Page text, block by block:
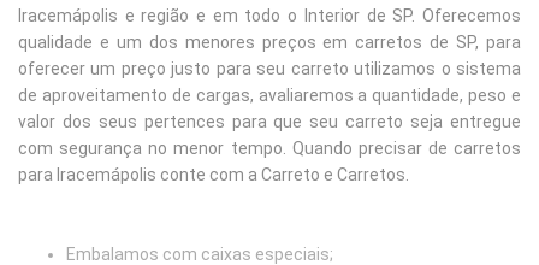
Iracemápolis e região e em todo o Interior de SP. Oferecemos
qualidade e um dos menores preços em carretos de SP, para
oferecer um preço justo para seu carreto utilizamos o sistema
de aproveitamento de cargas, avaliaremos a quantidade, peso e
valor dos seus pertences para que seu carreto seja entregue
com segurança no menor tempo. Quando precisar de carretos
para Iracemápolis conte com a Carreto e Carretos.
Embalamos com caixas especiais;